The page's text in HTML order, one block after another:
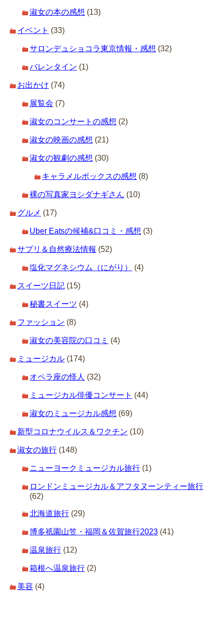
淑女の本の感想 (13)
イベント (33)
サロンデュショコラ東京情報・感想 (32)
バレンタイン (1)
お出かけ (74)
展覧会 (7)
淑女のコンサートの感想 (2)
淑女の映画の感想 (21)
淑女の観劇の感想 (30)
キャラメルボックスの感想 (8)
裸の写真家ヨシダナギさん (10)
グルメ (17)
Uber Eatsの候補&口コミ・感想 (3)
サプリ＆自然療法情報 (52)
塩化マグネシウム（にがり） (4)
スイーツ日記 (15)
秘書スイーツ (4)
ファッション (8)
淑女の美容院の口コミ (4)
ミュージカル (174)
オペラ座の怪人 (32)
ミュージカル俳優コンサート (44)
淑女のミュージカル感想 (69)
新型コロナウイルス＆ワクチン (10)
淑女の旅行 (148)
ニューヨークミュージカル旅行 (1)
ロンドンミュージカル＆アフタヌーンティー旅行
(62)
北海道旅行 (29)
博多祇園山笠・福岡＆佐賀旅行2023 (41)
温泉旅行 (12)
箱根へ温泉旅行 (2)
美容 (4)